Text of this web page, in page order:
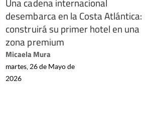
desembarca en la Costa Atlántica:
construirá su primer hotel en una
zona premium
Micaela Mura
martes, 26 de Mayo de
2026